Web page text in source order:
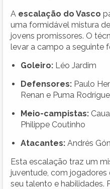
A escalação do Vasco
uma formidável mistura
jovens promissores. O
levar a campo a seguinte
Goleiro: Léo Jardim
Defensores: Paulo
Renan e Puma
Meio-campistas:
Philippe Coutinho
Atacantes: Andrés
Esta escalação traz um
juventude, com
seu talento e habilidades.